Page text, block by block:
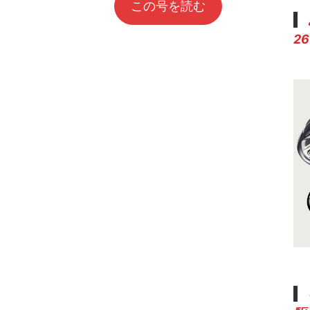
この号を読む
26